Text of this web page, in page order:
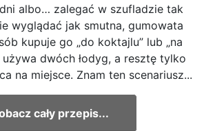
albo… zalegać w szufladzie tak
wyglądać jak smutna, gumowata
kupuje go „do koktajlu” lub „na
używa dwóch łodyg, a resztę tylko
na miejsce. Znam ten scenariusz...
cały przepis...